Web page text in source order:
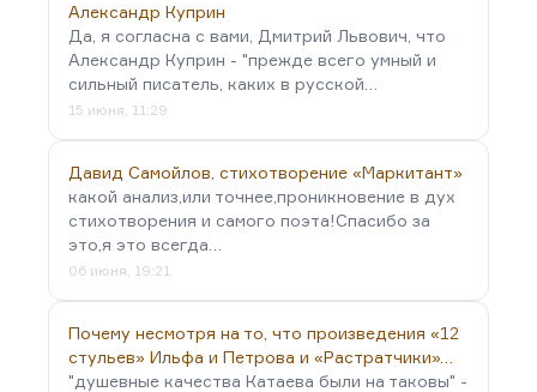
Александр Куприн
Да, я согласна с вами, Дмитрий Львович, что
Александр Куприн - "прежде всего умный и
сильный писатель, каких в русской…
15 июня, 11:29
Давид Самойлов, стихотворение «Маркитант»
какой анализ,или точнее,проникновение в дух
стихотворения и самого поэта!Спасибо за
это,я это всегда…
06 июня, 19:21
Почему несмотря на то, что произведения «12
стульев» Ильфа и Петрова и «Растратчики»…
"душевные качества Катаева были на таковы" -